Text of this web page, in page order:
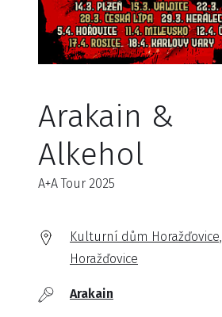
Arakain &
Alkehol
A+A Tour 2025
Kulturní dům Horažďovice,
Horažďovice
Arakain